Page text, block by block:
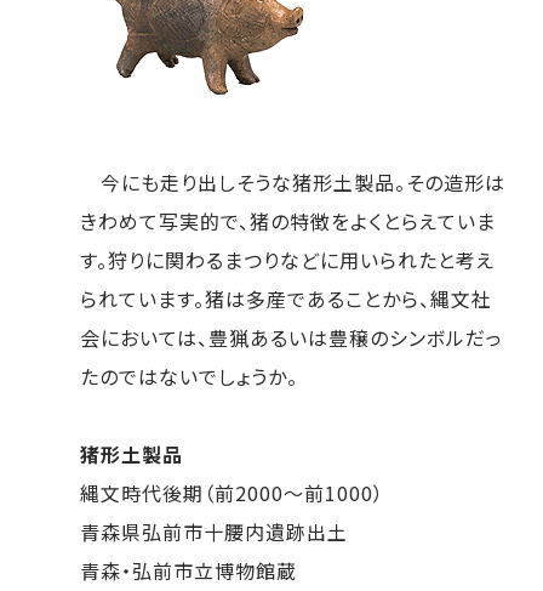
今にも走り出しそうな猪形土製品。その造形は
きわめて写実的で、猪の特徴をよくとらえていま
す。狩りに関わるまつりなどに用いられたと考え
られています。猪は多産であることから、縄文社
会においては、豊猟あるいは豊穣のシンボルだっ
たのではないでしょうか。
猪形土製品
縄文時代後期（前2000～前1000）
青森県弘前市十腰内遺跡出土
青森・弘前市立博物館蔵